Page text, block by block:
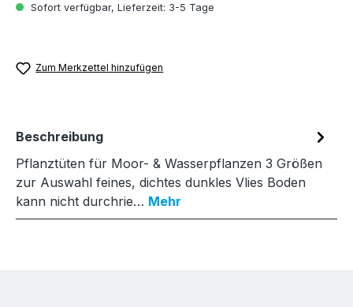
Sofort verfügbar, Lieferzeit: 3-5 Tage
Zum Merkzettel hinzufügen
Beschreibung
Pflanztüten für Moor- & Wasserpflanzen 3 Größen
zur Auswahl feines, dichtes dunkles Vlies Boden
kann nicht durchrie… Mehr